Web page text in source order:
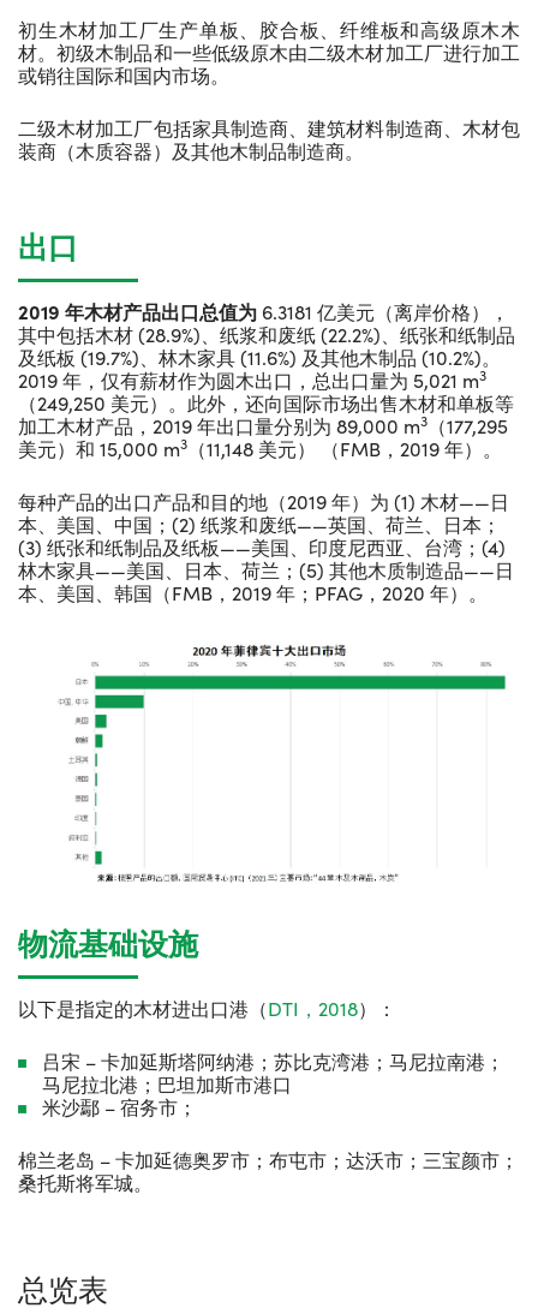
初生木材加工厂生产单板、胶合板、纤维板和高级原木木
材。初级木制品和一些低级原木由二级木材加工厂进行加工
或销往国际和国内市场。
二级木材加工厂包括家具制造商、建筑材料制造商、木材包
装商（木质容器）及其他木制品制造商。
出口
2019 年木材产品出口总值为 6.3181 亿美元（离岸价格），
其中包括木材 (28.9%)、纸浆和废纸 (22.2%)、纸张和纸制品
及纸板 (19.7%)、林木家具 (11.6%) 及其他木制品 (10.2%)。
2019 年，仅有薪材作为圆木出口，总出口量为 5,021 m3
（249,250 美元）。此外，还向国际市场出售木材和单板等
加工木材产品，2019 年出口量分别为 89,000 m3 （177,295
美元）和 15,000 m3 （11,148 美元） （FMB，2019 年）。
每种产品的出口产品和目的地（2019 年）为 (1) 木材——日
本、美国、中国；(2) 纸浆和废纸——英国、荷兰、日本；
(3) 纸张和纸制品及纸板——美国、印度尼西亚、台湾；(4)
林木家具——美国、日本、荷兰；(5) 其他木质制造品——日
本、美国、韩国（FMB，2019 年；PFAG，2020 年）。
物流基础设施
以下是指定的木材进出口港（DTI，2018）：
吕宋 – 卡加延斯塔阿纳港；苏比克湾港；马尼拉南港；
马尼拉北港；巴坦加斯市港口
米沙鄢 – 宿务市；
棉兰老岛 – 卡加延德奥罗市；布屯市；达沃市；三宝颜市；
桑托斯将军城。
总览表